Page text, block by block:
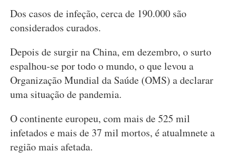
Dos casos de infeção, cerca de 190.000 são
considerados curados.
Depois de surgir na China, em dezembro, o surto
espalhou-se por todo o mundo, o que levou a
Organização Mundial da Saúde (OMS) a declarar
uma situação de pandemia.
O continente europeu, com mais de 525 mil
infetados e mais de 37 mil mortos, é atualmnete a
região mais afetada.